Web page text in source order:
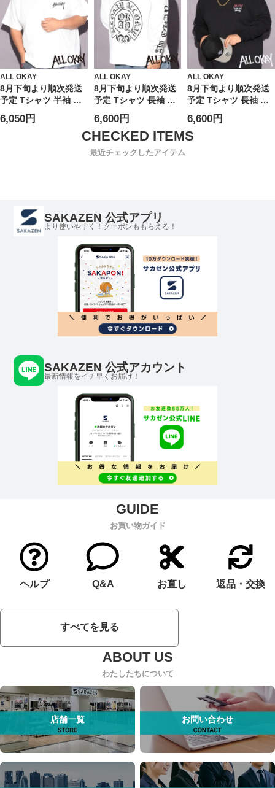
ン
ALL OKAY
8月下旬より順次発送
予定 Tシャツ 半袖 メ
ンズ 大きいサイズ ワ
ンポイント刺繍×バッ
6,050円
ALL OKAY
8月下旬より順次発送
予定 Tシャツ 長袖 メ
ンズ 大きいサイズ オ
ールドイングリッシュ
ロゴ ロングスリーブ
カットソー トップス
ロンT ストリート カ
6,600円
ALL OKAY
8月下旬より順次発送
予定 Tシャツ 長袖 メ
ンズ 大きいサイズ フ
ロントロゴ×バックサ
ークルプリント ロン
6,600円
最近チェックしたアイテム
SAKAZEN 公式アプリ
より使いやすく！クーポンももらえる！
SAKAZEN 公式アカウント
最新情報をイチ早くお届け！
お買い物ガイド
ヘルプ Q&A お直し 返品・交換
すべてを見る
わたしたちについて
店舗一覧 お問い合わせ